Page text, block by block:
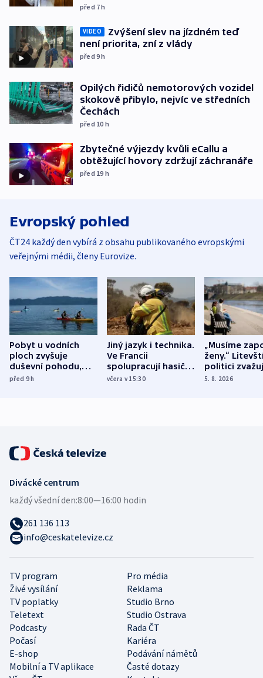
před 7h
VIDEO
Zvýšení slev na jízdném teď
není priorita, zní z vlády
před 9h
Opilých řidičů nemotorových vozidel
skokově přibylo, nejvíc ve středních
Čechách
před 10 h
Zbytečné výjezdy kvůli eCallu a
obtěžující hovory zdržují záchranáře
před 19 h
Evropský pohled
ČT24 každý den vybírá z obsahu publikovaného evropskými
veřejnými médii, členy Eurovize.
Pobyt u vodních
ploch zvyšuje
duševní pohodu,
ukázala
před 9h
Jiný jazyk i technika.
Ve Francii
spolupracují hasiči z
různých zemí
včera v 15:30
„Musíme
ženy.“
politici
dohodu o
5. 8. 2026
TV program
Pro média
Živé vysílání
Reklama
TV poplatky
Studio Brno
Teletext
Studio Ostrava
Podcasty
Rada ČT
Počasí
Kariéra
E-shop
Podávání námětů
Mobilní a TV aplikace
Časté dotazy
Divácké centrum
každý všední den:8:00—16:00 hodin
261 136 113
info@ceskatelevize.cz